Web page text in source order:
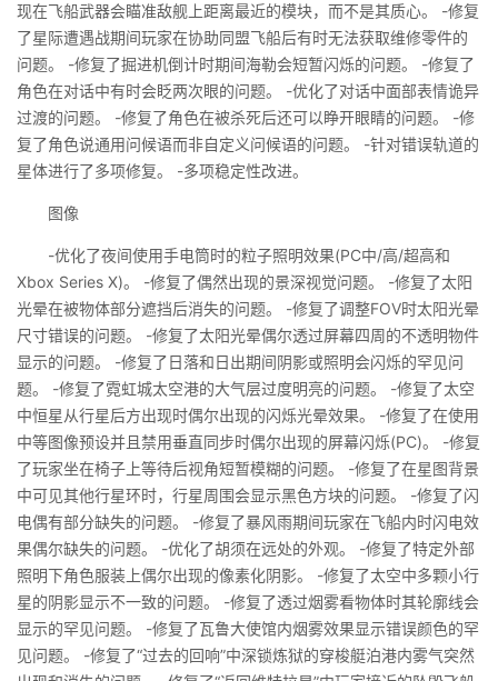
现在飞船武器会瞄准敌舰上距离最近的模块，而不是其质心。 -修复
了星际遭遇战期间玩家在协助同盟飞船后有时无法获取维修零件的
问题。 -修复了掘进机倒计时期间海勒会短暂闪烁的问题。 -修复了
角色在对话中有时会眨两次眼的问题。 -优化了对话中面部表情诡异
过渡的问题。 -修复了角色在被杀死后还可以睁开眼睛的问题。 -修
复了角色说通用问候语而非自定义问候语的问题。 -针对错误轨道的
星体进行了多项修复。 -多项稳定性改进。
图像
-优化了夜间使用手电筒时的粒子照明效果(PC中/高/超高和
Xbox Series X)。 -修复了偶然出现的景深视觉问题。 -修复了太阳
光晕在被物体部分遮挡后消失的问题。 -修复了调整FOV时太阳光晕
尺寸错误的问题。 -修复了太阳光晕偶尔透过屏幕四周的不透明物件
显示的问题。 -修复了日落和日出期间阴影或照明会闪烁的罕见问
题。 -修复了霓虹城太空港的大气层过度明亮的问题。 -修复了太空
中恒星从行星后方出现时偶尔出现的闪烁光晕效果。 -修复了在使用
中等图像预设并且禁用垂直同步时偶尔出现的屏幕闪烁(PC)。 -修复
了玩家坐在椅子上等待后视角短暂模糊的问题。 -修复了在星图背景
中可见其他行星环时，行星周围会显示黑色方块的问题。 -修复了闪
电偶有部分缺失的问题。 -修复了暴风雨期间玩家在飞船内时闪电效
果偶尔缺失的问题。 -优化了胡须在远处的外观。 -修复了特定外部
照明下角色服装上偶尔出现的像素化阴影。 -修复了太空中多颗小行
星的阴影显示不一致的问题。 -修复了透过烟雾看物体时其轮廓线会
显示的罕见问题。 -修复了瓦鲁大使馆内烟雾效果显示错误颜色的罕
见问题。 -修复了“过去的回响”中深锁炼狱的穿梭艇泊港内雾气突然